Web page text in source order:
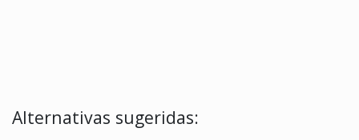
Alternativas sugeridas: